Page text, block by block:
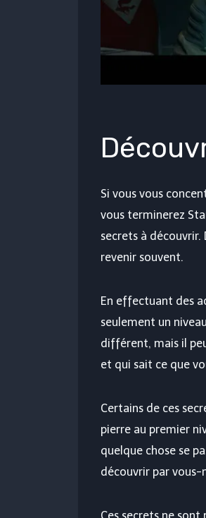
Si vous vous
vous terminerez
secrets à découvrir.
revenir souvent.
En effectuant des
seulement un
différent, mais il
et qui sait ce que
Certains de ces
pierre au premier
quelque chose se
découvrir par vous-